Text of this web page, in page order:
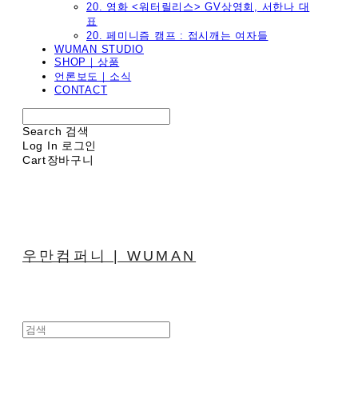
20. 영화 <워터릴리스> GV상영회, 서한나 대
표
20. 페미니즘 캠프 : 접시깨는 여자들
WUMAN STUDIO
SHOP｜상품
언론보도｜소식
CONTACT
Search 검색
Log In 로그인
Cart장바구니
우만컴퍼니 | WUMAN